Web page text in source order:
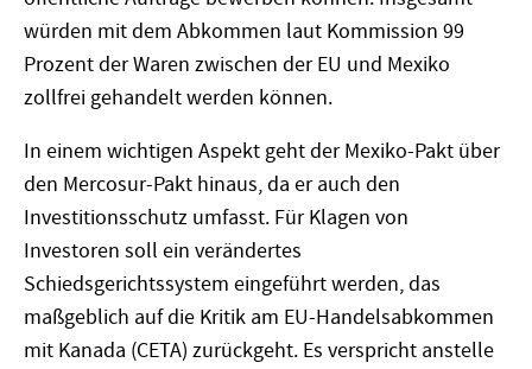
würden mit dem Abkommen laut Kommission 99
Prozent der Waren zwischen der EU und Mexiko
zollfrei gehandelt werden können.
In einem wichtigen Aspekt geht der Mexiko-Pakt über
den Mercosur-Pakt hinaus, da er auch den
Investitionsschutz umfasst. Für Klagen von
Investoren soll ein verändertes
Schiedsgerichtssystem eingeführt werden, das
maßgeblich auf die Kritik am EU-Handelsabkommen
mit Kanada (CETA) zurückgeht. Es verspricht anstelle